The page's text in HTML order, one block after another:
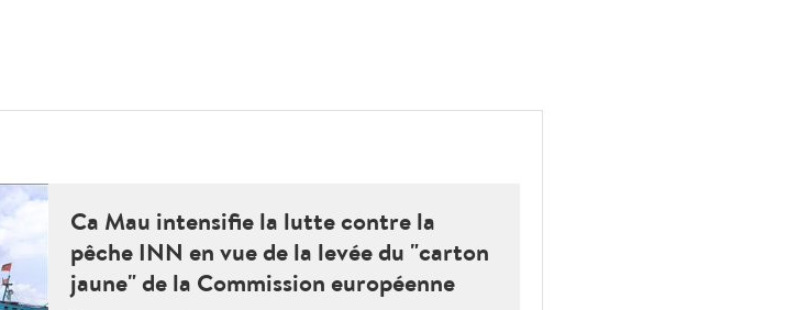
Ca Mau intensifie la lutte contre la
pêche INN en vue de la levée du "carton
jaune" de la Commission européenne